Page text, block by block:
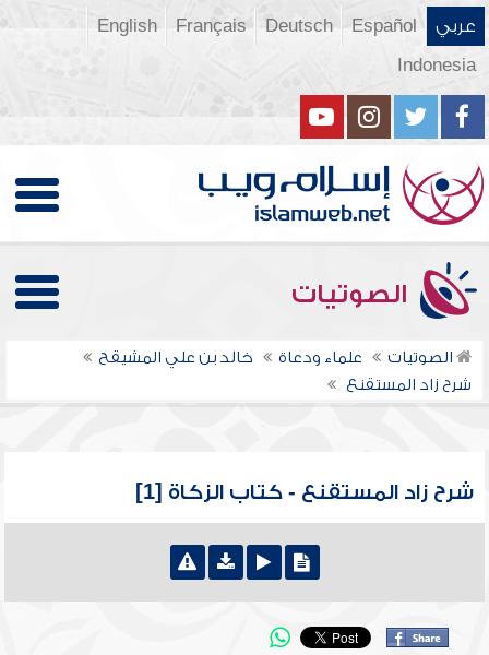
عربي Español
Deutsch
Français
English
Indonesia
الصوتيات
الصوتيات علماء ودعاة
خالد بن علي المشيقح
شرح زاد المستقنع
شرح زاد المستقنع - كتاب الزكاة [1]